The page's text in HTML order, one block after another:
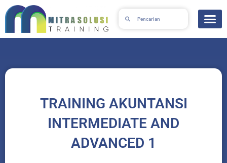
Skip
to
TRAINING AKUNTANSI
INTERMEDIATE AND
ADVANCED 1